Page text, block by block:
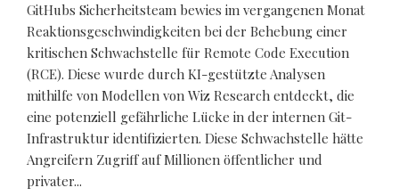
GitHubs Sicherheitsteam bewies im vergangenen Monat
Reaktionsgeschwindigkeiten bei der Behebung einer
kritischen Schwachstelle für Remote Code Execution
(RCE). Diese wurde durch KI-gestützte Analysen
mithilfe von Modellen von Wiz Research entdeckt, die
eine potenziell gefährliche Lücke in der internen Git-
Infrastruktur identifizierten. Diese Schwachstelle hätte
Angreifern Zugriff auf Millionen öffentlicher und
privater...